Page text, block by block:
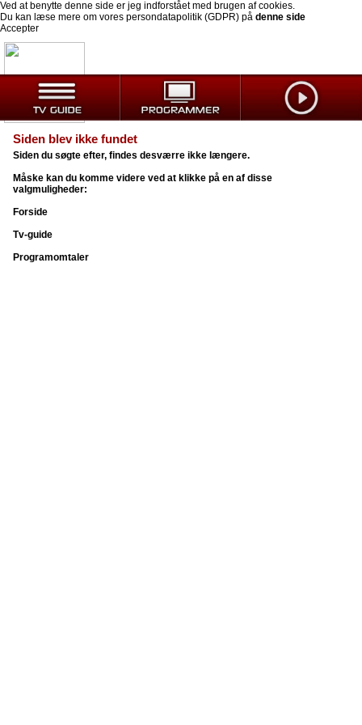
Ved at benytte denne side er jeg indforstået med brugen af cookies.
Du kan læse mere om vores persondatapolitik (GDPR) på denne side
Accepter
Siden blev ikke fundet
Siden du søgte efter, findes desværre ikke længere.
Måske kan du komme videre ved at klikke på en af disse
valgmuligheder:
Forside
Tv-guide
Programomtaler